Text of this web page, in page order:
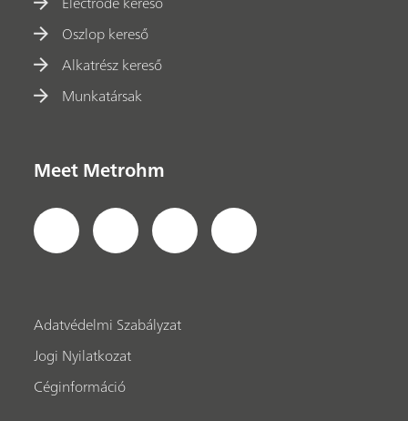
Oszlop kereső
Alkatrész kereső
Munkatársak
Meet Metrohm
Adatvédelmi Szabályzat
Jogi Nyilatkozat
Céginformáció